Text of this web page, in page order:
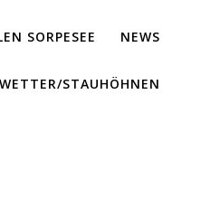
SORPESEE NEWS
STAUHÖHNEN